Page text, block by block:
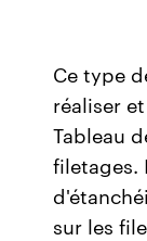
Ce type
réaliser
Tableau
filetages.
sur les